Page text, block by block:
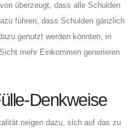
überzeugt, dass alle Schulden
führen, dass Schulden gänzlich
genutzt werden könnten, in
mehr Einkommen generieren
Denkweise
neigen dazu, sich auf das zu